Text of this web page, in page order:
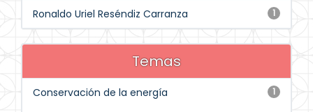
1
Ronaldo Uriel Reséndiz Carranza
Temas
1
Conservación de la energía